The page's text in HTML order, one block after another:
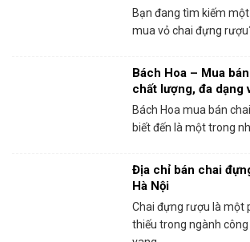
Bạn đang tìm kiếm
mua vỏ chai đựng rượu?
Bách Hoa – Mua
chất lượng, đa dạng
Bách Hoa mua bán
biết đến là một trong
Địa chỉ bán chai
Hà Nội
Chai đựng rượu là một
thiếu trong ngành